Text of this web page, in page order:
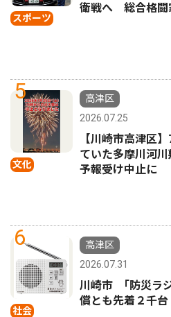
スポーツ
衛戦へ 総合格闘
5
文化
高津区
2026.07.25
【川崎市高津区
ていた多摩川河
予報受け中止に
6
社会
高津区
2026.07.31
川崎市 ｢防災ラ
償とも先着２千台